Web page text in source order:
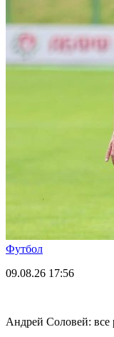
Футбол
09.08.26 17:56
Андрей Соловей: